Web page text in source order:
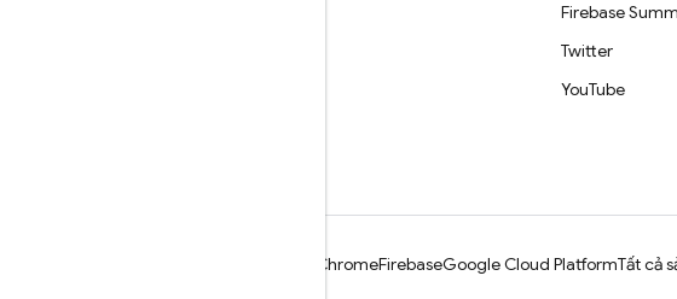
Firebase
Twitter
YouTube
ChromeFirebaseGoogle Cloud PlatformTất cả